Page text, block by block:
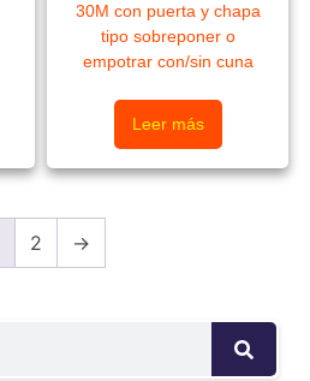
30M con puerta y chapa
tipo sobreponer o
empotrar con/sin cuna
Leer más
2 →